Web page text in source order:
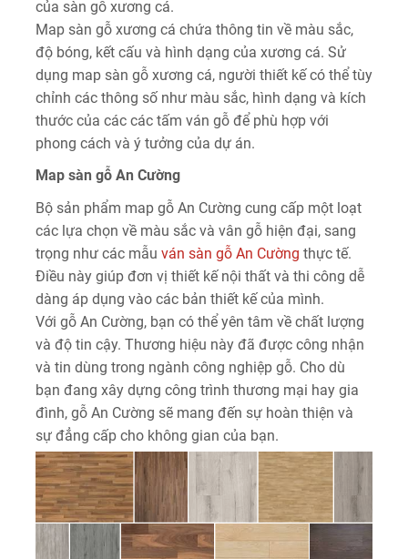
của sàn gỗ xương cá.
Map sàn gỗ xương cá chứa thông tin về màu sắc,
độ bóng, kết cấu và hình dạng của xương cá. Sử
dụng map sàn gỗ xương cá, người thiết kế có thể tùy
chỉnh các thông số như màu sắc, hình dạng và kích
thước của các các tấm ván gỗ để phù hợp với
phong cách và ý tưởng của dự án.
Map sàn gỗ An Cường
Bộ sản phẩm map gỗ An Cường cung cấp một loạt
các lựa chọn về màu sắc và vân gỗ hiện đại, sang
trọng như các mẫu ván sàn gỗ An Cường thực tế.
Điều này giúp đơn vị thiết kế nội thất và thi công dễ
dàng áp dụng vào các bản thiết kế của mình.
Với gỗ An Cường, bạn có thể yên tâm về chất lượng
và độ tin cậy. Thương hiệu này đã được công nhận
và tin dùng trong ngành công nghiệp gỗ. Cho dù
bạn đang xây dựng công trình thương mại hay gia
đình, gỗ An Cường sẽ mang đến sự hoàn thiện và
sự đẳng cấp cho không gian của bạn.